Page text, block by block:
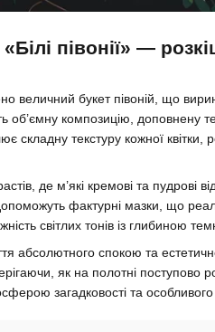
півонії» —
величний букет півоній, що
об’ємну композицію, доповнену
складну текстуру кожної квітки,
де м’які кремові та пудрові
фактурні мазки, що
світлих тонів із глибиною
абсолютного спокою та
як на полотні поступово
загадковості та